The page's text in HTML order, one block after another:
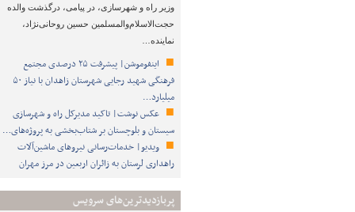
وزیر راه و شهرسازی، در پیامی، درگذشت والده
حجت‌الاسلام‌والمسلمین حسین روحانی‌نژاد،
نماینده…
اینفوموشن| پیشرفت ۲۵ درصدی مجتمع
فرهنگی شهید رجایی شهرستان زاهدان با نیاز ۵۰
میلیارد…
عکس نوشت| تاکید مدیرکل راه و شهرسازی
سیستان و بلوچستان بر شتاب‌بخشی به پروژه‌های…
ویدیو| خدمات‌رسانی نیروهای ماشین‌آلات
راهداری لرستان به زائران اربعین در مرز مهران
پربازدیدترین‌های سرویس